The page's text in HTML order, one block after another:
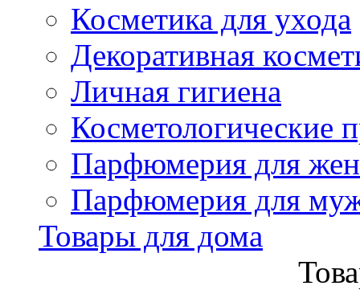
Косметика для ухода
Декоративная
Личная гигиена
Косметологические
Парфюмерия для
Парфюмерия для
Товары для дома